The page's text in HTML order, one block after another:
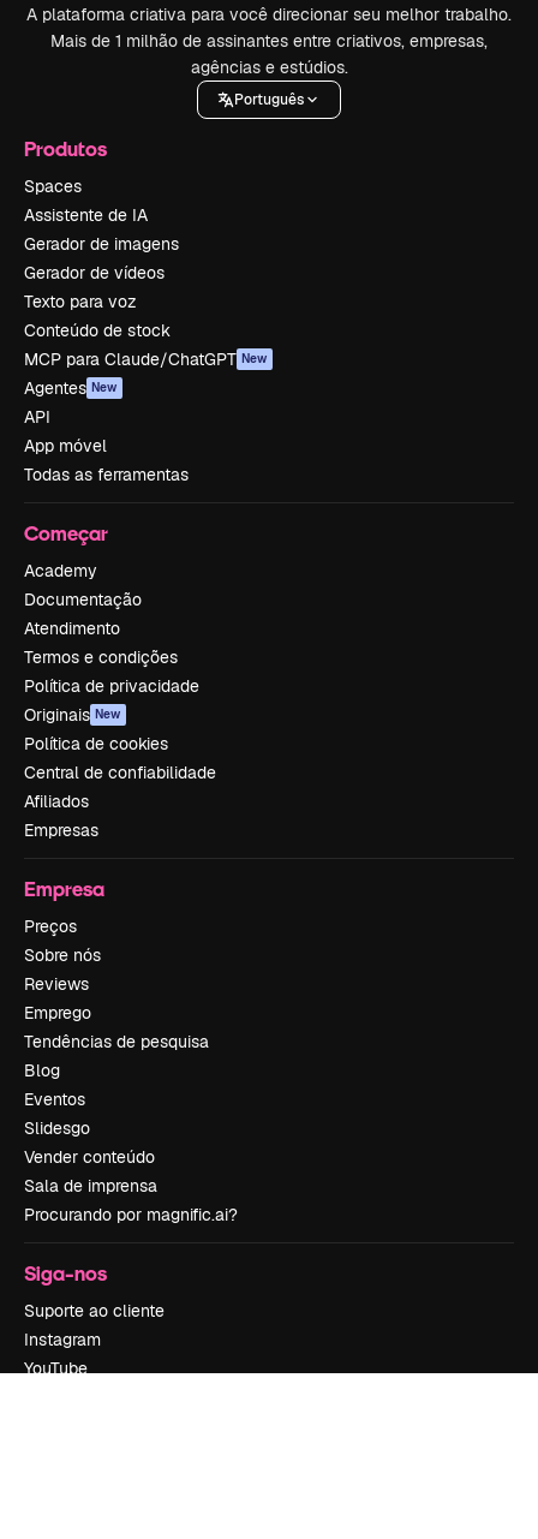
A plataforma criativa para você direcionar seu melhor trabalho.
Mais de 1 milhão de assinantes entre criativos, empresas,
agências e estúdios.
Português
Produtos
Spaces
Assistente de IA
Gerador de imagens
Gerador de vídeos
Texto para voz
Conteúdo de stock
MCP para Claude/ChatGPT New
Agentes New
API
App móvel
Todas as ferramentas
Começar
Academy
Documentação
Atendimento
Termos e condições
Política de privacidade
Originais New
Política de cookies
Central de confiabilidade
Afiliados
Empresas
Empresa
Preços
Sobre nós
Reviews
Emprego
Tendências de pesquisa
Blog
Eventos
Slidesgo
Vender conteúdo
Sala de imprensa
Procurando por magnific.ai?
Siga-nos
Suporte ao cliente
Instagram
YouTube